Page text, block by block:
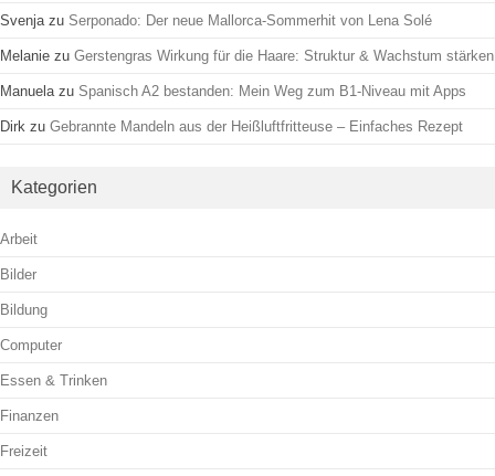
Svenja zu Serponado: Der neue Mallorca-Sommerhit von Lena Solé
Melanie zu Gerstengras Wirkung für die Haare: Struktur & Wachstum stärken
Manuela zu Spanisch A2 bestanden: Mein Weg zum B1-Niveau mit Apps
Dirk zu Gebrannte Mandeln aus der Heißluftfritteuse – Einfaches Rezept
Kategorien
Arbeit
Bilder
Bildung
Computer
Essen & Trinken
Finanzen
Freizeit